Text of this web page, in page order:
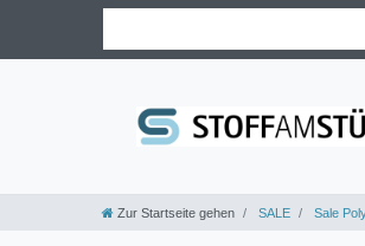
Zur Startseite gehen SALE Sale